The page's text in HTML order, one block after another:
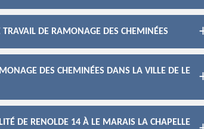
TRAVAIL DE RAMONAGE DES CHEMINÉES
DES CHEMINÉES DANS LA VILLE DE LE
DE RENOLDE 14 À LE MARAIS LA CHAPELLE